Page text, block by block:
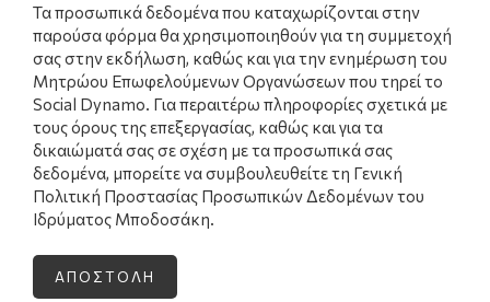
Τα προσωπικά δεδομένα που καταχωρίζονται στην
παρούσα φόρμα θα χρησιμοποιηθούν για τη συμμετοχή
σας στην εκδήλωση, καθώς και για την ενημέρωση του
Μητρώου Επωφελούμενων Οργανώσεων που τηρεί το
Social Dynamo. Για περαιτέρω πληροφορίες σχετικά με
τους όρους της επεξεργασίας, καθώς και για τα
δικαιώματά σας σε σχέση με τα προσωπικά σας
δεδομένα, μπορείτε να συμβουλευθείτε τη Γενική
Πολιτική Προστασίας Προσωπικών Δεδομένων του
Ιδρύματος Μποδοσάκη.